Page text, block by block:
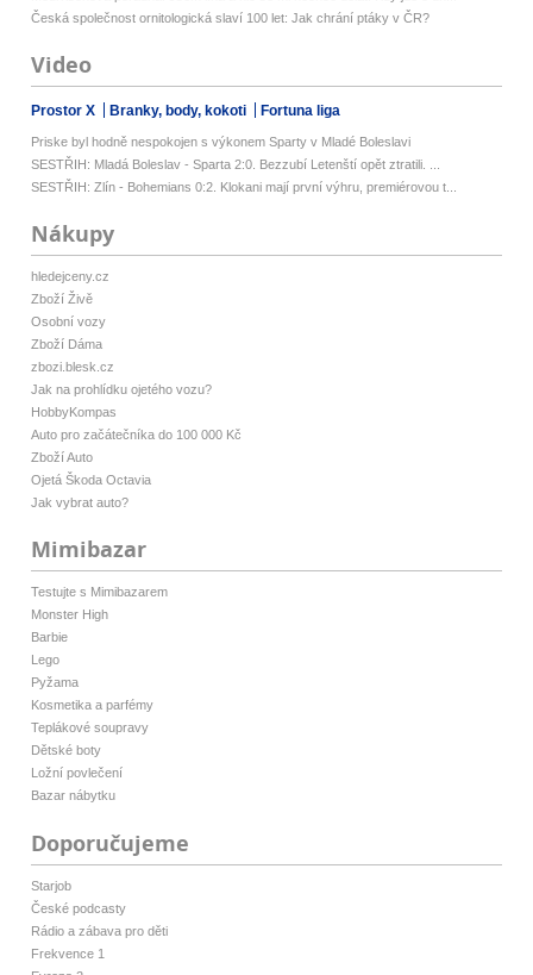
Česká společnost ornitologická slaví 100 let: Jak chrání ptáky v ČR?
Video
Prostor X Branky, body, kokoti Fortuna liga
Priske byl hodně nespokojen s výkonem Sparty v Mladé Boleslavi
SESTŘIH: Mladá Boleslav - Sparta 2:0. Bezzubí Letenští opět ztratili. ...
SESTŘIH: Zlín - Bohemians 0:2. Klokani mají první výhru, premiérovou t...
Nákupy
hledejceny.cz
Zboží Živě
Osobní vozy
Zboží Dáma
zbozi.blesk.cz
Jak na prohlídku ojetého vozu?
HobbyKompas
Auto pro začátečníka do 100 000 Kč
Zboží Auto
Ojetá Škoda Octavia
Jak vybrat auto?
Mimibazar
Testujte s Mimibazarem
Monster High
Barbie
Lego
Pyžama
Kosmetika a parfémy
Teplákové soupravy
Dětské boty
Ložní povlečení
Bazar nábytku
Doporučujeme
Starjob
České podcasty
Rádio a zábava pro děti
Frekvence 1